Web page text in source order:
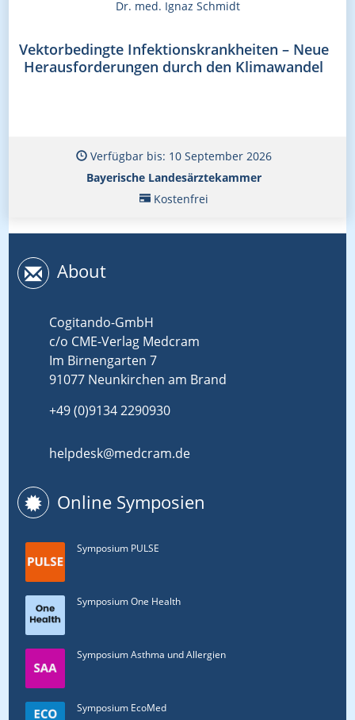
Dr. med. Ignaz Schmidt
Vektorbedingte Infektionskrankheiten – Neue
Herausforderungen durch den Klimawandel
Verfügbar bis: 10 September 2026
Bayerische Landesärztekammer
Kostenfrei
About
Cogitando-GmbH
c/o CME-Verlag Medcram
Im Birnengarten 7
91077 Neunkirchen am Brand
+49 (0)9134 2290930
helpdesk@medcram.de
Online Symposien
Symposium PULSE
Symposium One Health
Symposium Asthma und Allergien
Symposium EcoMed